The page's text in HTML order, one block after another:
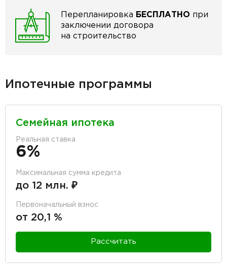
Перепланировка БЕСПЛАТНО при
заключении договора
на строительство
Ипотечные программы
Семейная ипотека
Реальная ставка
6%
Максимальная сумма кредита
до 12 млн. ₽
Первоначальный взнос
от 20,1 %
Рассчитать